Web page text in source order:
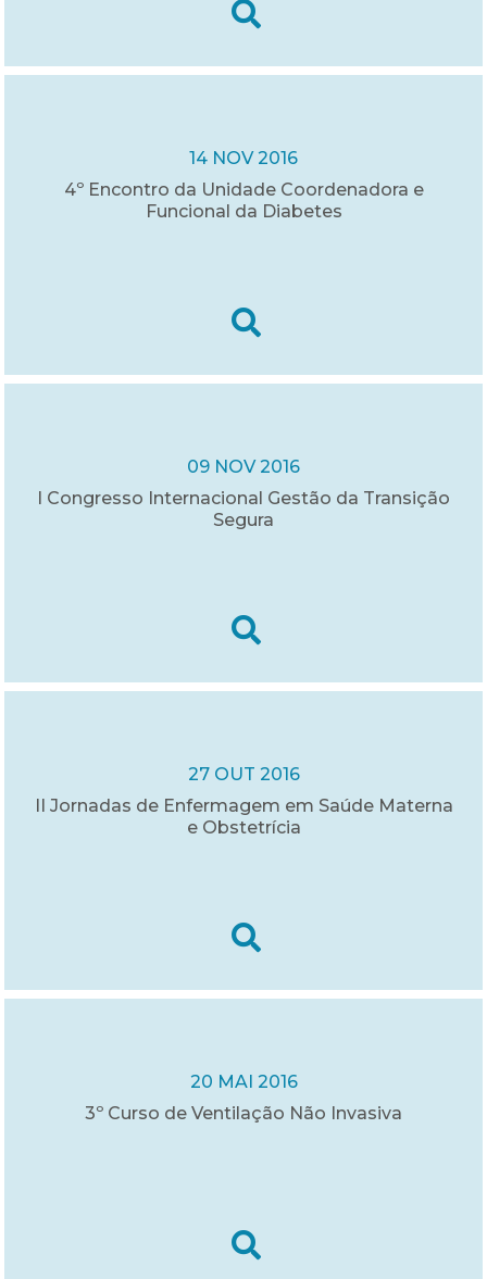
14 NOV 2016
4º Encontro da Unidade Coordenadora e
Funcional da Diabetes
09 NOV 2016
I Congresso Internacional Gestão da Transição
Segura
27 OUT 2016
II Jornadas de Enfermagem em Saúde Materna
e Obstetrícia
20 MAI 2016
3º Curso de Ventilação Não Invasiva